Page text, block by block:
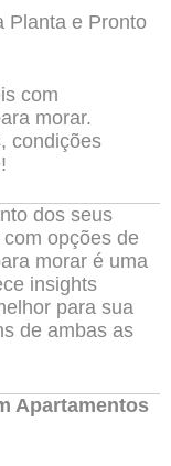
Planta e Pronto
com
morar.
condições
dos seus
opções de
morar é uma
insights
para sua
de ambas as
Apartamentos